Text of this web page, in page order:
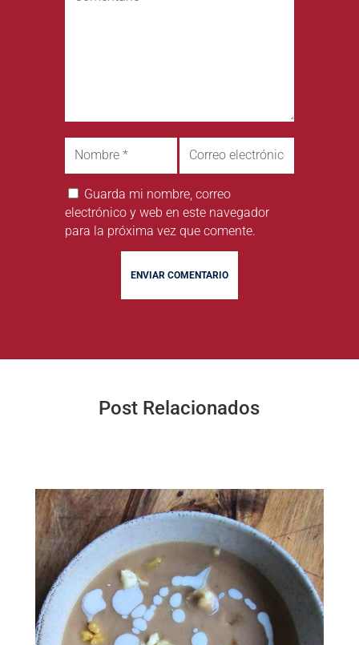
Guarda mi nombre, correo
electrónico y web en este navegador
para la próxima vez que comente.
ENVIAR COMENTARIO
Post Relacionados